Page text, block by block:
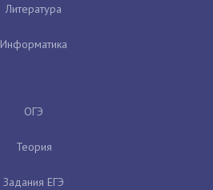
Литература
Информатика
ОГЭ
Теория
Задания ЕГЭ